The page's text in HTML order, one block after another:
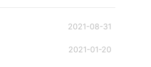
2021-08-31
2021-01-20